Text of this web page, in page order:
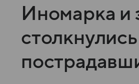
Иномарка и